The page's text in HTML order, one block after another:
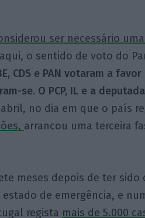
ser necessário
o sentido de voto do
CDS e PAN votaram a
se. O PCP, IL e a
abril, no dia em que o país
arrancou uma terceira
meses depois de ter sido
estado de emergência, e
regista mais de 5.000